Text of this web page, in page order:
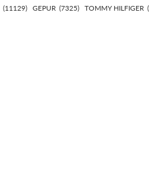
(11129) GEPUR (7325) TOMMY HILFIGER